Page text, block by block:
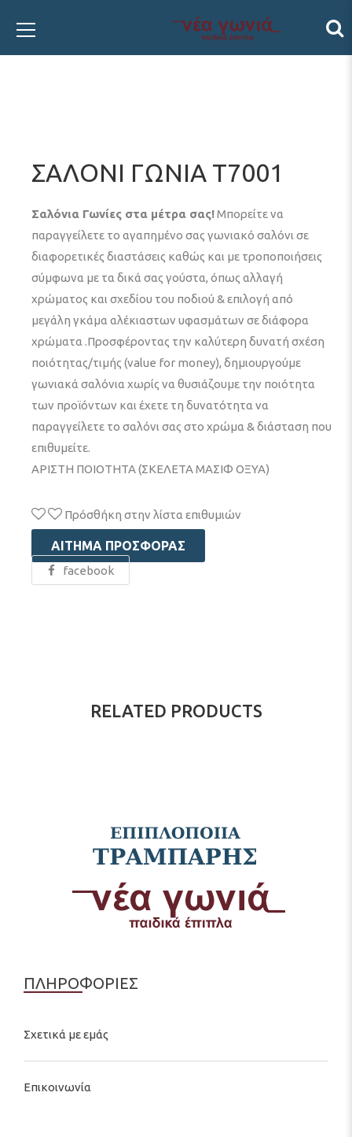
ΣΑΛΟΝΙ ΓΩΝΙΑ Τ7001
Σαλόνια Γωνίες στα μέτρα σας!Μπορείτε να
παραγγείλετε το αγαπημένο σας γωνιακό σαλόνι σε
διαφορετικές διαστάσεις καθώς και με τροποποιήσεις
σύμφωνα με τα δικά σας γούστα, όπως αλλαγή
χρώματος και σχεδίου του ποδιού & επιλογή από
μεγάλη γκάμα αλέκιαστων υφασμάτων σε διάφορα
χρώματα .Προσφέροντας την καλύτερη δυνατή σχέση
ποιότητας/τιμής (value for money), δημιουργούμε
γωνιακά σαλόνια χωρίς να θυσιάζουμε την ποιότητα
των προϊόντων και έχετε τη δυνατότητα να
παραγγείλετε το σαλόνι σας στο χρώμα & διάσταση που
επιθυμείτε.
ΑΡΙΣΤΗ ΠΟΙΟΤΗΤΑ (ΣΚΕΛΕΤΑ ΜΑΣΙΦ ΟΞΥΑ)
Πρόσθήκη στην λίστα επιθυμιών
ΑΊΤΗΜΑ ΠΡΟΣΦΟΡΆΣ
facebook
RELATED PRODUCTS
ΠΛΗΡΟΦΟΡΙΕΣ
Σχετικά με εμάς
Επικοινωνία